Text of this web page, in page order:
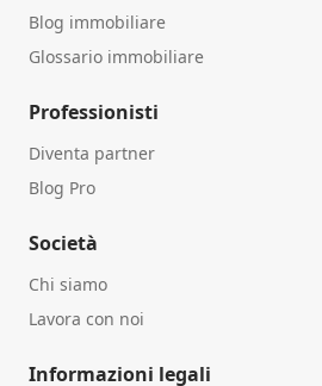
Blog immobiliare
Glossario immobiliare
Professionisti
Diventa partner
Blog Pro
Società
Chi siamo
Lavora con noi
Informazioni legali